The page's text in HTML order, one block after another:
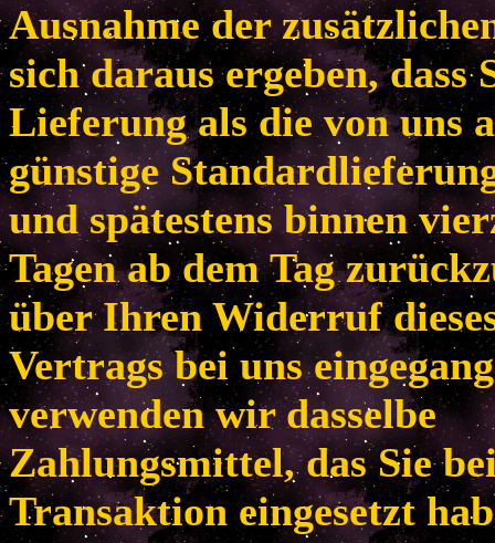
Ausnahme der
sich daraus ergeben, dass
Lieferung als die von uns
günstige
und spätestens binnen
Tagen ab dem Tag
über Ihren Widerruf
Vertrags bei uns
verwenden wir dasselbe
Zahlungsmittel, das Sie
Transaktion eingesetzt